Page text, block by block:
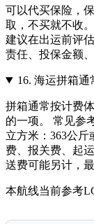
可以代买保险，
取，不买就不收
建议在出运前评
责任、投保金额
16. 海运拼箱通
拼箱通常按计费
的一项。 常见参
立方米：363公斤
费、报关费、起
送费可能另计，
本航线当前参考